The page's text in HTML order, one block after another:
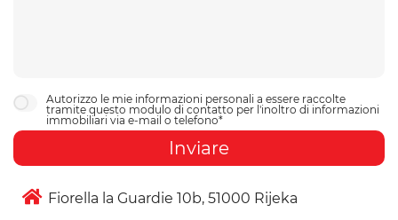
Autorizzo le mie informazioni personali a essere raccolte
tramite questo modulo di contatto per l'inoltro di informazioni
immobiliari via e-mail o telefono*
Inviare
Fiorella la Guardie 10b, 51000 Rijeka